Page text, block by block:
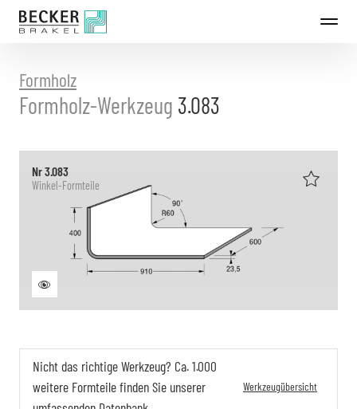
Direkt
Formholz
Formholz-Werkzeug 3.083
Nr 3.083
Winkel-Formteile
Nicht das richtige Werkzeug? Ca. 1.000
weitere Formteile finden Sie unserer
Werkzeugübersicht